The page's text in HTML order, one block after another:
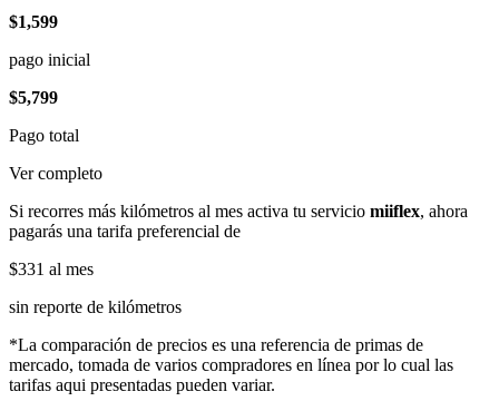
$1,599
pago inicial
$5,799
Pago total
Ver completo
Si recorres más kilómetros al mes activa tu servicio miiflex, ahora
pagarás una tarifa preferencial de
$331 al mes
sin reporte de kilómetros
*La comparación de precios es una referencia de primas de
mercado, tomada de varios compradores en línea por lo cual las
tarifas aqui presentadas pueden variar.